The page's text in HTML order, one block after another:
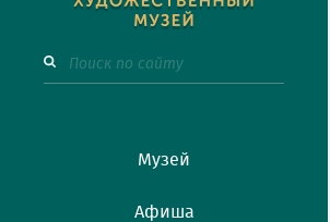
Музей
Афиша